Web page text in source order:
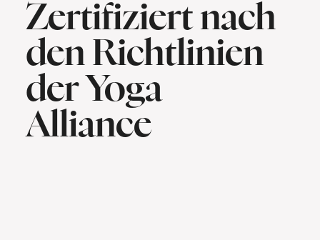
Zertifiziert nach
den Richtlinien
der Yoga
Alliance